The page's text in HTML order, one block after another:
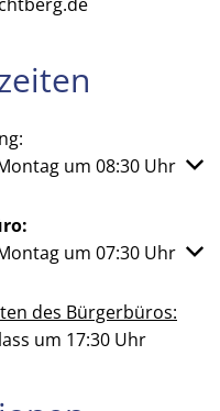
Schließzeiten
um 08:30 Uhr
Schließzeiten
um 07:30 Uhr
des Bürgerbüros:
um 17:30 Uhr